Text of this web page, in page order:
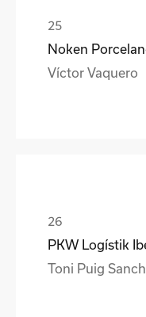
Noken
Víctor Vaquero
PKW Logístik
Toni Puig